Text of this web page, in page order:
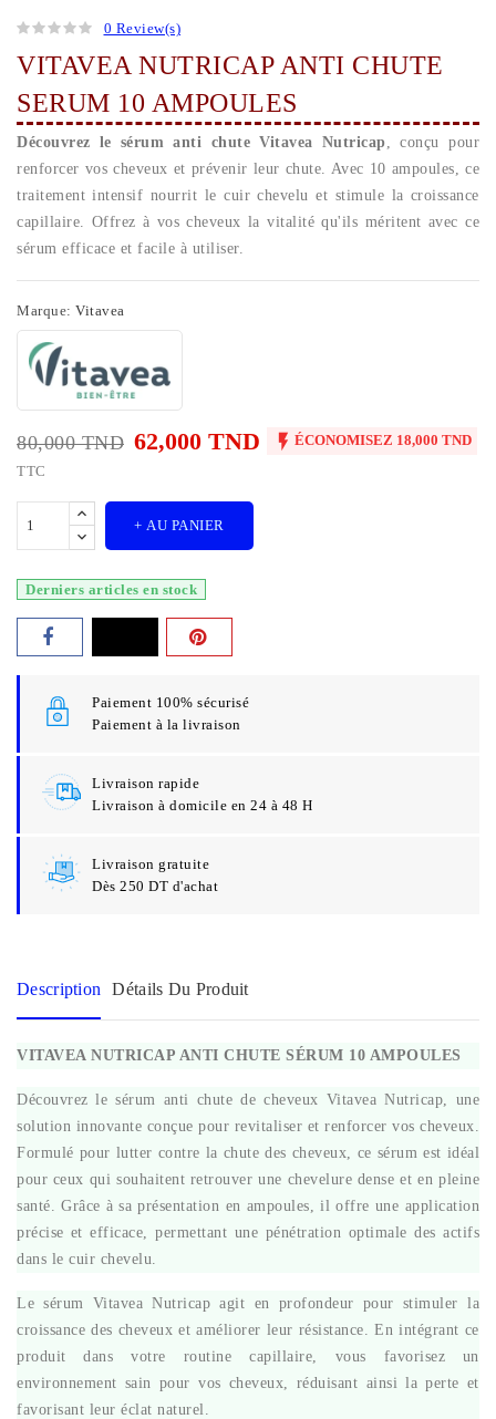
0 Review(s)
VITAVEA NUTRICAP ANTI CHUTE
SERUM 10 AMPOULES
Découvrez le sérum anti chute Vitavea Nutricap, conçu pour
renforcer vos cheveux et prévenir leur chute. Avec 10 ampoules, ce
traitement intensif nourrit le cuir chevelu et stimule la croissance
capillaire. Offrez à vos cheveux la vitalité qu'ils méritent avec ce
sérum efficace et facile à utiliser.
Marque: Vitavea
80,000 TND 62,000 TND  ÉCONOMISEZ 18,000 TND
TTC
+ AU PANIER
Derniers articles en stock
Paiement 100% sécurisé
Paiement à la livraison
Livraison rapide
Livraison à domicile en 24 à 48 H
Livraison gratuite
Dès 250 DT d'achat
Description Détails Du Produit
VITAVEA NUTRICAP ANTI CHUTE SÉRUM 10 AMPOULES
Découvrez le sérum anti chute de cheveux Vitavea Nutricap, une
solution innovante conçue pour revitaliser et renforcer vos cheveux.
Formulé pour lutter contre la chute des cheveux, ce sérum est idéal
pour ceux qui souhaitent retrouver une chevelure dense et en pleine
santé. Grâce à sa présentation en ampoules, il offre une application
précise et efficace, permettant une pénétration optimale des actifs
dans le cuir chevelu.
Le sérum Vitavea Nutricap agit en profondeur pour stimuler la
croissance des cheveux et améliorer leur résistance. En intégrant ce
produit dans votre routine capillaire, vous favorisez un
environnement sain pour vos cheveux, réduisant ainsi la perte et
favorisant leur éclat naturel.